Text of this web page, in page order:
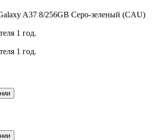
A37 8/256GB Серо-зеленый (CAU)
1 год.
1 год.